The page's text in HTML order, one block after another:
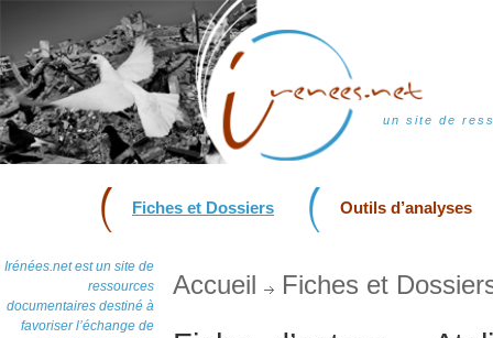
un site de
Fiches et Dossiers Outils d’analyses
Irénées.net est un site de
ressources
documentaires destiné à
favoriser l’échange de
Accueil Fiches et